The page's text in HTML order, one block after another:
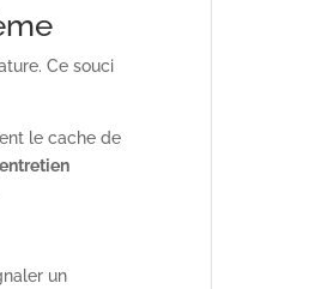
Ce souci
le cache de
entretien
un